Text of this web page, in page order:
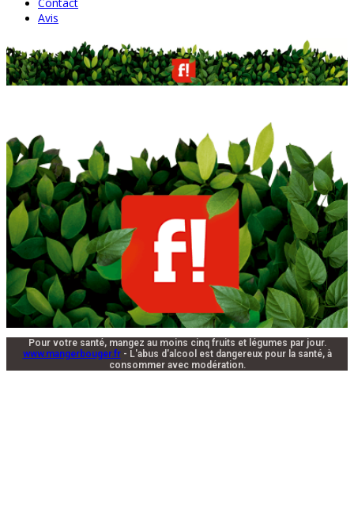
Avis
Pour votre santé, mangez au moins cinq fruits et légumes par jour.
www.mangerbouger.fr- L'abus d'alcool est dangereux pour la santé, à
consommer avec modération.